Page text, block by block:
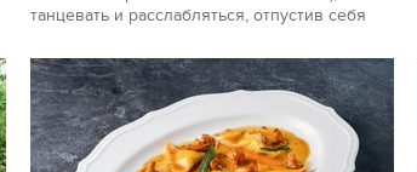
танцевать и расслабляться, отпустив себя